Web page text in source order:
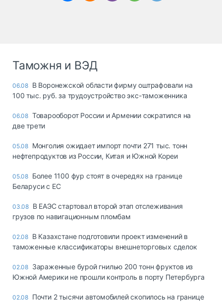
Таможня и ВЭД
06.08 В Воронежской области фирму оштрафовали на
100 тыс. руб. за трудоустройство экс-таможенника
06.08 Товарооборот России и Армении сократился на
две трети
05.08 Монголия ожидает импорт почти 271 тыс. тонн
нефтепродуктов из России, Китая и Южной Кореи
05.08 Более 1100 фур стоят в очередях на границе
Беларуси с ЕС
03.08 В ЕАЭС стартовал второй этап отслеживания
грузов по навигационным пломбам
02.08 В Казахстане подготовили проект изменений в
таможенные классификаторы внешнеторговых сделок
02.08 Зараженные бурой гнилью 200 тонн фруктов из
Южной Америки не прошли контроль в порту Петербурга
02.08 Почти 2 тысячи автомобилей скопилось на границе